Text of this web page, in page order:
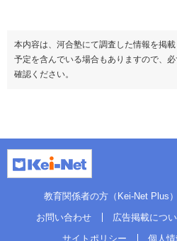
本内容は、河合塾にて調査した情報を掲
予定を含んでいる場合もありますので、
確認ください。
教育関係者の方（Kei-Net Plus）
お問い合わせ
広告掲載につ
サイトポリシー
個人